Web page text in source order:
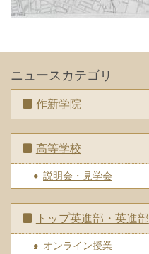
ニュースカテゴリ
作新学院
高等学校
説明会・見学会
トップ英進部・英進部
オンライン授業